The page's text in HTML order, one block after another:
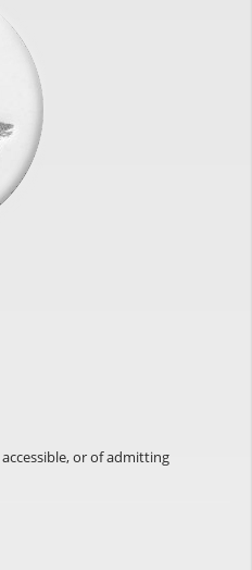
accessible, or of admitting